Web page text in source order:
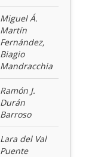
Miguel Á.
Martín
Fernández,
Biagio
Mandracchia
Ramón J.
Durán
Barroso
Lara del Val
Puente